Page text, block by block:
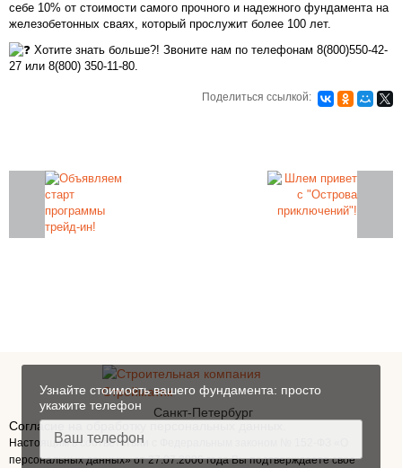
себе 10% от стоимости самого прочного и надежного фундамента на
железобетонных сваях, который прослужит более 100 лет.
Хотите знать больше?! Звоните нам по телефонам 8(800)550-42-
27 или 8(800) 350-11-80.
Поделиться ссылкой:
Узнайте стоимость вашего фундамента: просто
укажите телефон
Санкт-Петербург
Согласие на обработку персональных данных.
Настоящим в соответствии с Федеральным законом № 152-ФЗ «О
персональных данных» от 27.07.2006 года Вы подтверждаете свое